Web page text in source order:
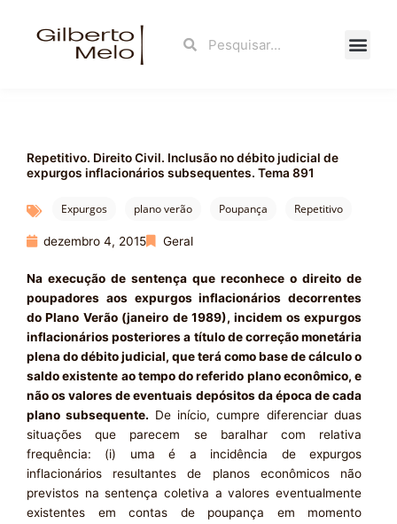
Search
Repetitivo. Direito Civil. Inclusão no débito judicial de
expurgos inflacionários subsequentes. Tema 891
Expurgos plano verão Poupança Repetitivo
dezembro 4, 2015 Geral
Na execução de sentença que reconhece o direito de
poupadores aos expurgos inflacionários decorrentes
do Plano Verão (janeiro de 1989), incidem os expurgos
inflacionários posteriores a título de correção monetária
plena do débito judicial, que terá como base de cálculo o
saldo existente ao tempo do referido plano econômico, e
não os valores de eventuais depósitos da época de cada
plano subsequente. De início, cumpre diferenciar duas
situações que parecem se baralhar com relativa
frequência: (i) uma é a incidência de expurgos
inflacionários resultantes de planos econômicos não
previstos na sentença coletiva a valores eventualmente
existentes em contas de poupança em momento